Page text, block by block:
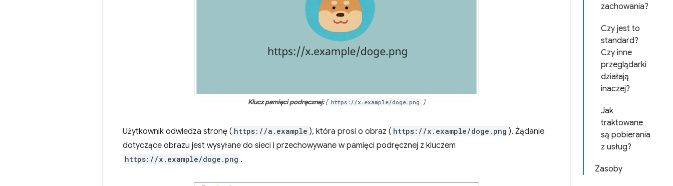
zachowania?
Czy jest to
standard?
Czy inne
przeglądarki
działają
inaczej?
Jak
traktowane
są pobierania
z usług?
Zasoby
Klucz pamięci podręcznej:{ https://x.example/doge.png }
Użytkownik odwiedza stronę ( https://a.example ), która prosi o obraz ( https://x.example/doge.png ). Żądanie
dotyczące obrazu jest wysyłane do sieci i przechowywane w pamięci podręcznej z kluczem
https://x.example/doge.png .